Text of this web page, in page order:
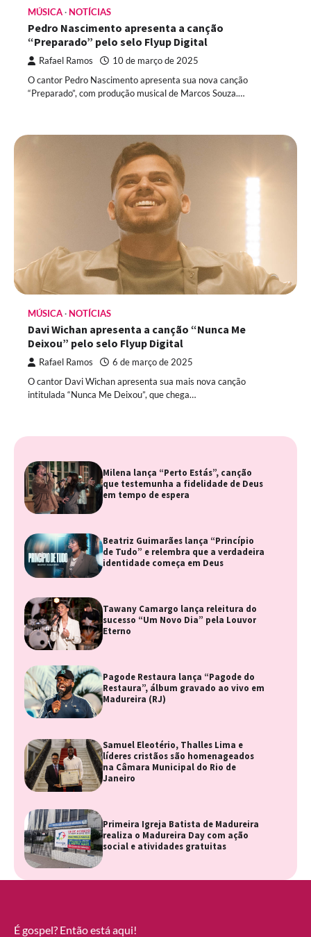
MÚSICA NOTÍCIAS
Pedro Nascimento apresenta a canção
“Preparado” pelo selo Flyup Digital
Rafael Ramos 10 de março de 2025
O cantor Pedro Nascimento apresenta sua nova canção
“Preparado”, com produção musical de Marcos Souza.…
MÚSICA NOTÍCIAS
Davi Wichan apresenta a canção “Nunca Me
Deixou” pelo selo Flyup Digital
Rafael Ramos 6 de março de 2025
O cantor Davi Wichan apresenta sua mais nova canção
intitulada “Nunca Me Deixou”, que chega…
Milena lança “Perto Estás”, canção
que testemunha a fidelidade de Deus
em tempo de espera
Beatriz Guimarães lança “Princípio
de Tudo” e relembra que a verdadeira
identidade começa em Deus
Tawany Camargo lança releitura do
sucesso “Um Novo Dia” pela Louvor
Eterno
Pagode Restaura lança “Pagode do
Restaura”, álbum gravado ao vivo em
Madureira (RJ)
Samuel Eleotério, Thalles Lima e
líderes cristãos são homenageados
na Câmara Municipal do Rio de
Janeiro
Primeira Igreja Batista de Madureira
realiza o Madureira Day com ação
social e atividades gratuitas
É gospel? Então está aqui!